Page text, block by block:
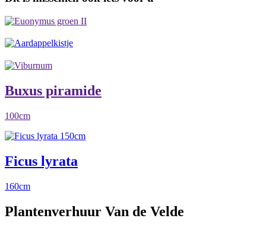
Buxus piramide
100cm
Ficus lyrata
160cm
Plantenverhuur Van de Velde